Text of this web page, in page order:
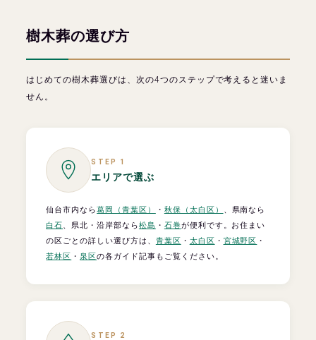
樹木葬の選び方
はじめての樹木葬選びは、次の4つのステップで考えると迷いま
せん。
STEP 1
エリアで選ぶ
仙台市内なら葛岡（青葉区） ・ 秋保（太白区）
、県南なら
白石、県北・沿岸部なら松島 ・ 石巻が便利です。お住まい
の区ごとの詳しい選び方は、 青葉区 ・ 太白区 ・ 宮城野区 ・
若林区 ・泉区の各ガイド記事もご覧ください。
STEP 2